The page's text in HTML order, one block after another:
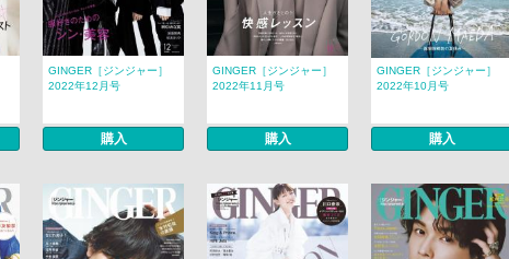
GINGER［ジンジャー］
2022年12月号
購入
GINGER［ジンジャー］
2022年11月号
購入
GINGER［ジンジャー］
2022年10月号
購入